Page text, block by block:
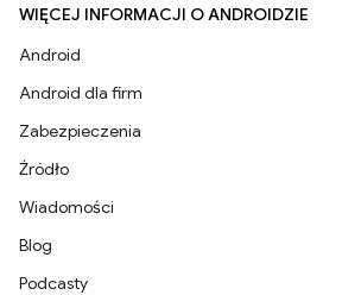
WIĘCEJ INFORMACJI O ANDROIDZIE
Android
Android dla firm
Zabezpieczenia
Źródło
Wiadomości
Blog
Podcasty